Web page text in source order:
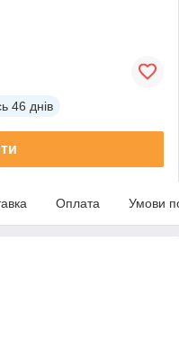
46 днів
Оплата Умови